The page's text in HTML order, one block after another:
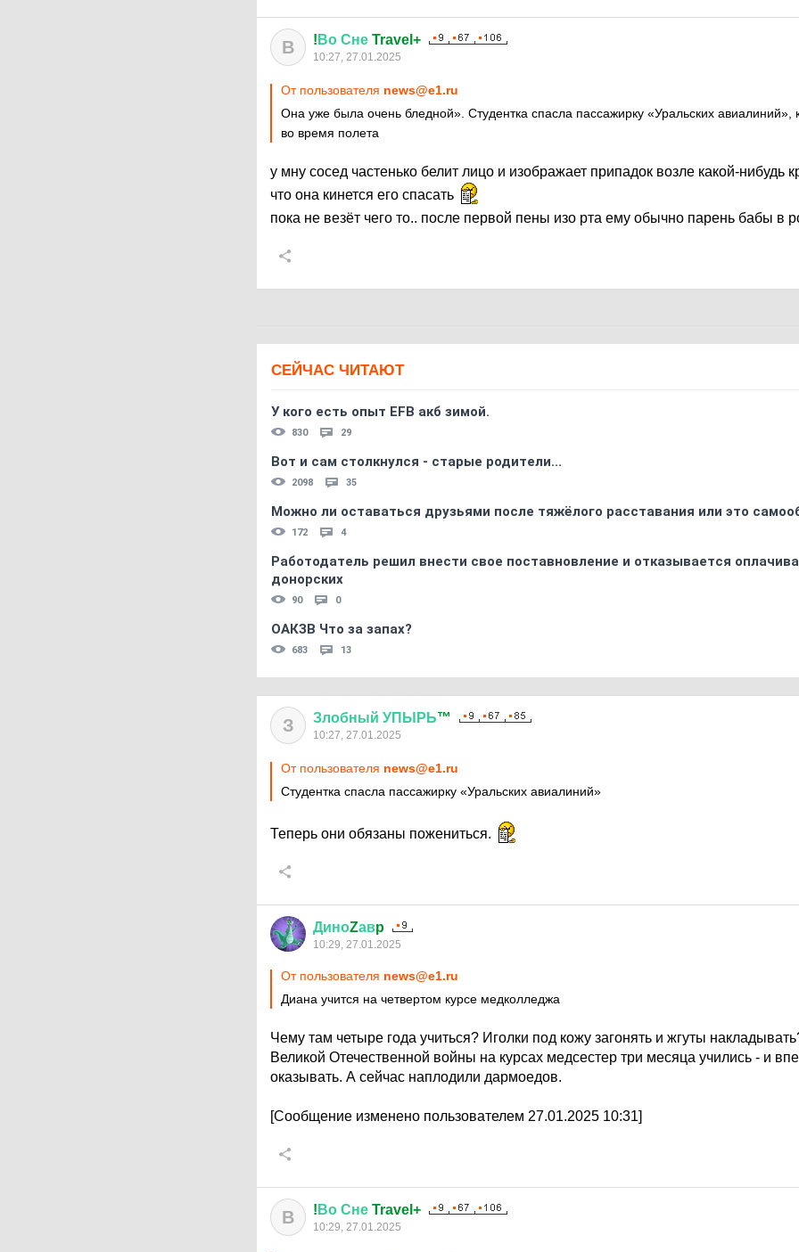
В ! Во Сне Travel+
10:27, 27.01.2025
От пользователя news@e1.ru
Она уже была очень бледной». Студентка спасла пассажирку «Уральских авиалиний»,
во время полета
у мну сосед частенько белит лицо и изображает припадок возле какой-нибудь
что она кинется его спасать
пока не везёт чего то.. после первой пены изо рта ему обычно парень бабы в
СЕЙЧАС ЧИТАЮТ
У кого есть опыт EFB акб зимой.
830 29
Вот и сам столкнулся - старые родители...
2098 35
Можно ли оставаться друзьями после тяжёлого расставания или это
172 4
Работодатель решил внести свое поставновление и отказывается
донорских
90 0
ОАКЗВ Что за запах?
683 13
З Злобный УПЫРЬ™
10:27, 27.01.2025
От пользователя news@e1.ru
Студентка спасла пассажирку «Уральских авиалиний»
Теперь они обязаны пожениться.
ДиноZавp
10:29, 27.01.2025
От пользователя news@e1.ru
Диана учится на четвертом курсе медколледжа
Чему там четыре года учиться? Иголки под кожу загонять и жгуты
Великой Отечественной войны на курсах медсестер три месяца учились - и
оказывать. А сейчас наплодили дармоедов.
[Сообщение изменено пользователем 27.01.2025 10:31]
В ! Во Сне Travel+
10:29, 27.01.2025